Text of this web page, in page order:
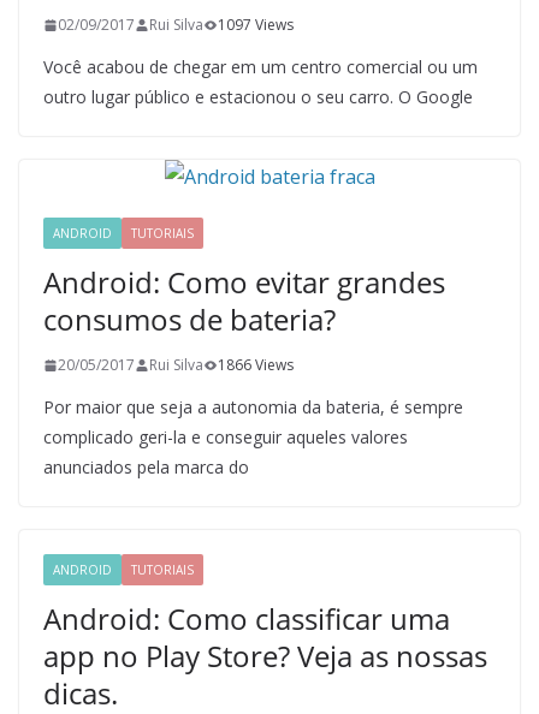
02/09/2017 Rui Silva 1097 Views
Você acabou de chegar em um centro comercial ou um
outro lugar público e estacionou o seu carro. O Google
ANDROID TUTORIAIS
Android: Como evitar grandes
consumos de bateria?
20/05/2017 Rui Silva 1866 Views
Por maior que seja a autonomia da bateria, é sempre
complicado geri-la e conseguir aqueles valores
anunciados pela marca do
ANDROID TUTORIAIS
Android: Como classificar uma
app no Play Store? Veja as nossas
dicas.